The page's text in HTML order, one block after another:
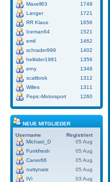
Maxell63
1749
Langer
1721
RR Klaus
1656
Iceman64
1521
emil
1462
schrader999
1402
hellrider1981
1356
erny
1348
scaltbrok
1312
Willes
1311
Pepic-Motorsport
1260
NEUE MITGLIEDER
Username
Registriert
Michael_D
05 Aug
Funkfresh
05 Aug
Caner66
05 Aug
nuttynate
05 Aug
IVi
03 Aug